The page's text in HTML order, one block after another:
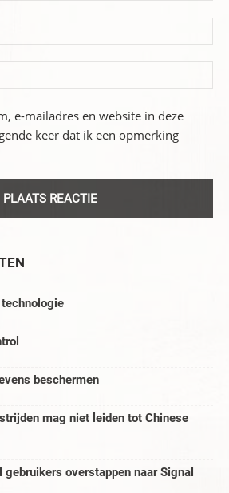
e-mailadres en website in deze
keer dat ik een opmerking
beschermen
mag niet leiden tot Chinese
overstappen naar Signal